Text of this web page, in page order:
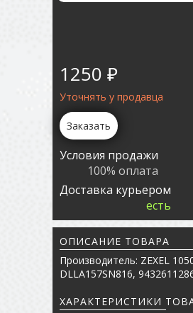
1250 ₽
Уточнять у продавца
Заказать
Условия продажи
100% оплата
Доставка курьером
есть
ОПИСАНИЕ ТОВАРА
Производитель: ZEXEL
DLLA157SN816,
ХАРАКТЕРИСТИКИ